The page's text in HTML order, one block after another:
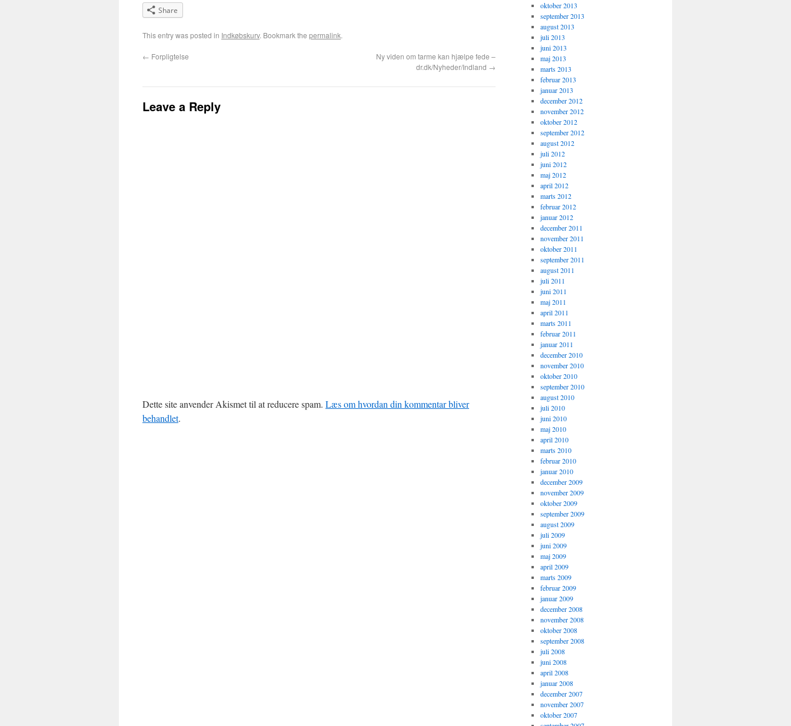
Share
This entry was posted in Indkøbskurv. Bookmark the permalink.
← Forpligtelse
Ny viden om tarme kan hjælpe fede –
dr.dk/Nyheder/Indland →
Leave a Reply
Dette site anvender Akismet til at reducere spam. Læs om hvordan din kommentar bliver
behandlet.
oktober 2013
september 2013
august 2013
juli 2013
juni 2013
maj 2013
marts 2013
februar 2013
januar 2013
december 2012
november 2012
oktober 2012
september 2012
august 2012
juli 2012
juni 2012
maj 2012
april 2012
marts 2012
februar 2012
januar 2012
december 2011
november 2011
oktober 2011
september 2011
august 2011
juli 2011
juni 2011
maj 2011
april 2011
marts 2011
februar 2011
januar 2011
december 2010
november 2010
oktober 2010
september 2010
august 2010
juli 2010
juni 2010
maj 2010
april 2010
marts 2010
februar 2010
januar 2010
december 2009
november 2009
oktober 2009
september 2009
august 2009
juli 2009
juni 2009
maj 2009
april 2009
marts 2009
februar 2009
januar 2009
december 2008
november 2008
oktober 2008
september 2008
juli 2008
juni 2008
april 2008
januar 2008
december 2007
november 2007
oktober 2007